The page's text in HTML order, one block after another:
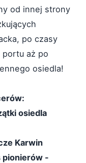
od innej strony
po czasy
aż po
osiedla!
osiedla
Karwin
pionierów -